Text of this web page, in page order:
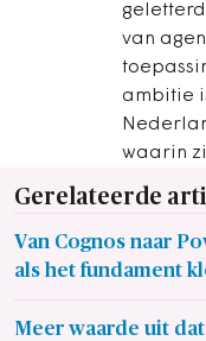
van
ambitie
waarin
Gerelateerde
Van Cognos naar
als het fundament
Meer waarde uit